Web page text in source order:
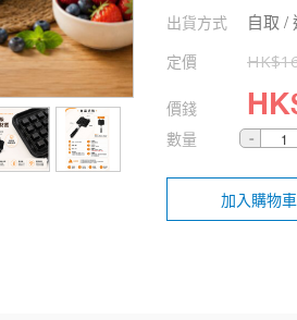
出貨方式 自取 /
定價 HK$
價錢
數量
加入購物車